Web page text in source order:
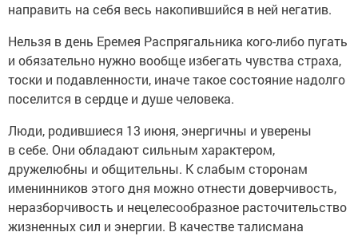
направить на себя весь накопившийся в ней негатив.
Нельзя в день Еремея Распрягальника кого-либо пугать
и обязательно нужно вообще избегать чувства страха,
тоски и подавленности, иначе такое состояние надолго
поселится в сердце и душе человека.
Люди, родившиеся 13 июня, энергичны и уверены
в себе. Они обладают сильным характером,
дружелюбны и общительны. К слабым сторонам
именинников этого дня можно отнести доверчивость,
неразборчивость и нецелесообразное расточительство
жизненных сил и энергии. В качестве талисмана